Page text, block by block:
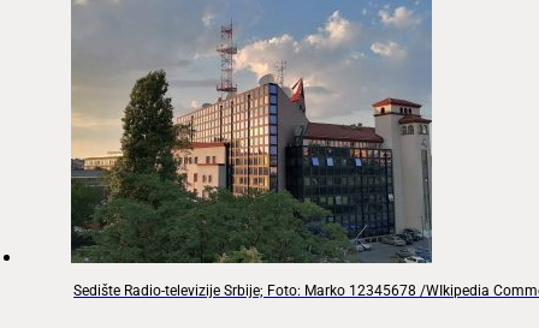
Sedište Radio-televizije Srbije; Foto: Marko 12345678 /WIkipedia